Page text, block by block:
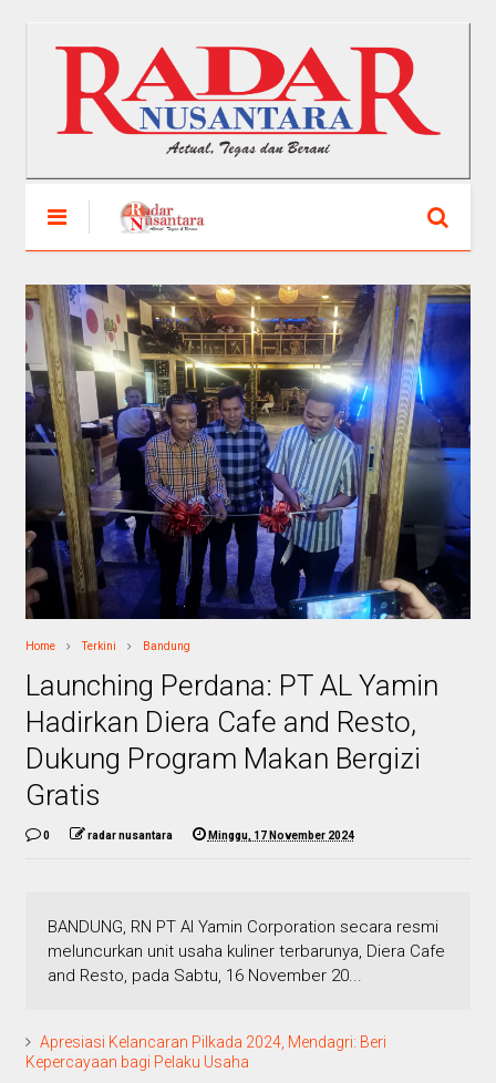
Home Terkini Bandung
Launching Perdana: PT AL Yamin
Hadirkan Diera Cafe and Resto,
Dukung Program Makan Bergizi
Gratis
0 radar nusantara Minggu, 17 November 2024
BANDUNG, RN PT Al Yamin Corporation secara resmi
meluncurkan unit usaha kuliner terbarunya, Diera Cafe
and Resto, pada Sabtu, 16 November 20...
Apresiasi Kelancaran Pilkada 2024, Mendagri: Beri
Kepercayaan bagi Pelaku Usaha